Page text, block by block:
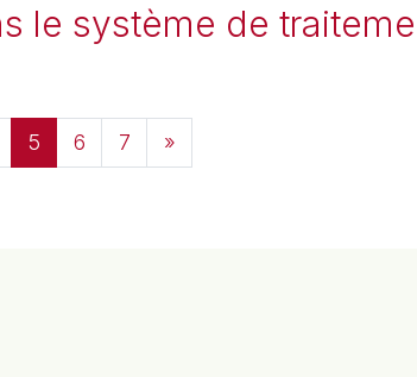
le système de
les articles
5 6 7 »